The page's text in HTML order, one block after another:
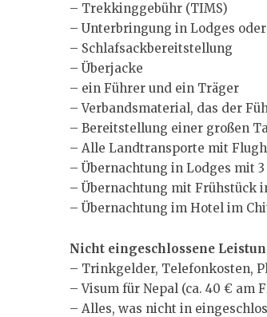
– Trekkinggebühr (TIMS)
– Unterbringung in Lodges
– Schlafsackbereitstellung
– Überjacke
– ein Führer und ein Träger
– Verbandsmaterial, das der
– Bereitstellung einer großen
– Alle Landtransporte mit
– Übernachtung in Lodges mit
– Übernachtung mit Frühstück
– Übernachtung im Hotel im
Nicht eingeschlossene
– Trinkgelder, Telefonkosten,
– Visum für Nepal (ca. 40 € am
– Alles, was nicht in